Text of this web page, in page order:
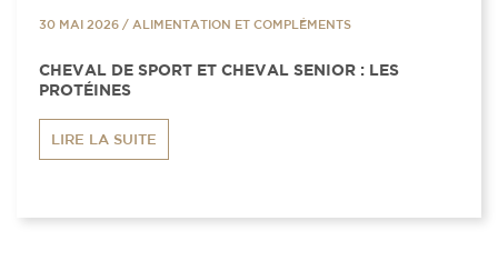
30 MAI 2026 / ALIMENTATION ET COMPLÉMENTS
CHEVAL DE SPORT ET CHEVAL SENIOR : LES
PROTÉINES
LIRE LA SUITE